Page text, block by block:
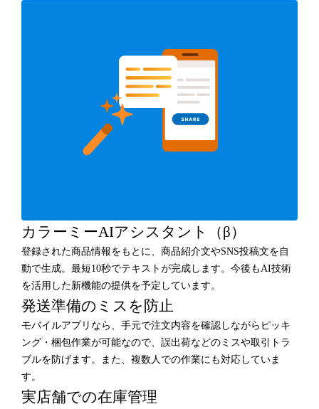
カラーミーAIアシスタント（β）
登録された商品情報をもとに、商品紹介文やSNS投稿文を自
動で生成。最短10秒でテキストが完成します。今後もAI技術
を活用した新機能の提供を予定しています。
発送準備のミスを防止
モバイルアプリなら、手元で注文内容を確認しながらピッキ
ング・梱包作業が可能なので、誤出荷などのミスや取引トラ
ブルを防げます。また、複数人での作業にも対応していま
す。
実店舗での在庫管理